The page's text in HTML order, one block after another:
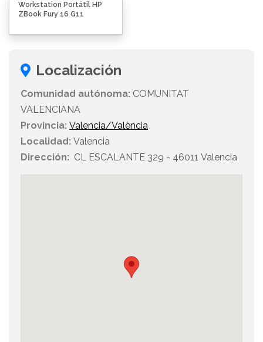
Workstation Portátil HP
ZBook Fury 16 G11
Localización
Comunidad autónoma: COMUNITAT
VALENCIANA
Provincia: Valencia/València
Localidad: Valencia
Dirección: CL ESCALANTE 329 - 46011 Valencia